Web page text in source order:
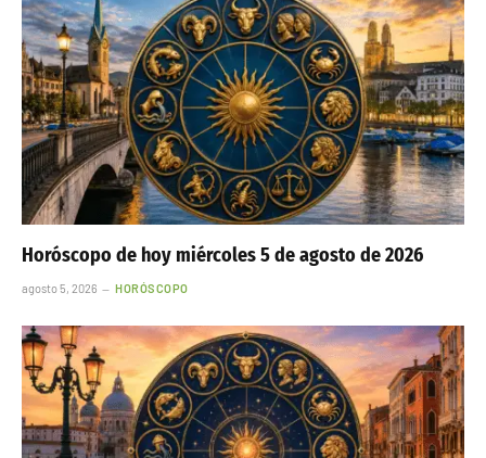
Horóscopo de hoy miércoles 5 de agosto de 2026
agosto 5, 2026 HORÓSCOPO